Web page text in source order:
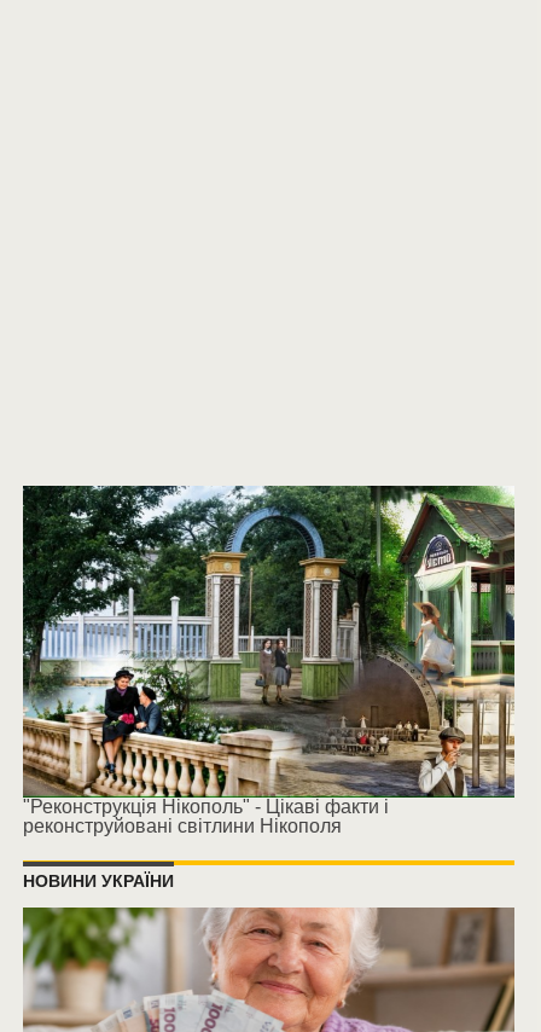
"Реконструкція Нікополь" - Цікаві факти і
реконструйовані світлини Нікополя
НОВИНИ УКРАЇНИ